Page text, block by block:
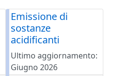
Emissione di
sostanze
acidificanti
Ultimo aggiornamento:
Giugno 2026